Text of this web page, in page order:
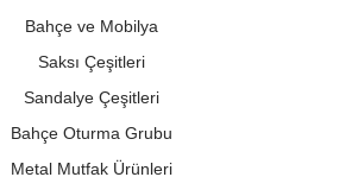
Bahçe ve Mobilya
Saksı Çeşitleri
Sandalye Çeşitleri
Bahçe Oturma Grubu
Metal Mutfak Ürünleri